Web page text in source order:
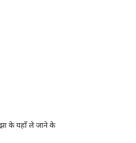
के यहाँ ले जाने के